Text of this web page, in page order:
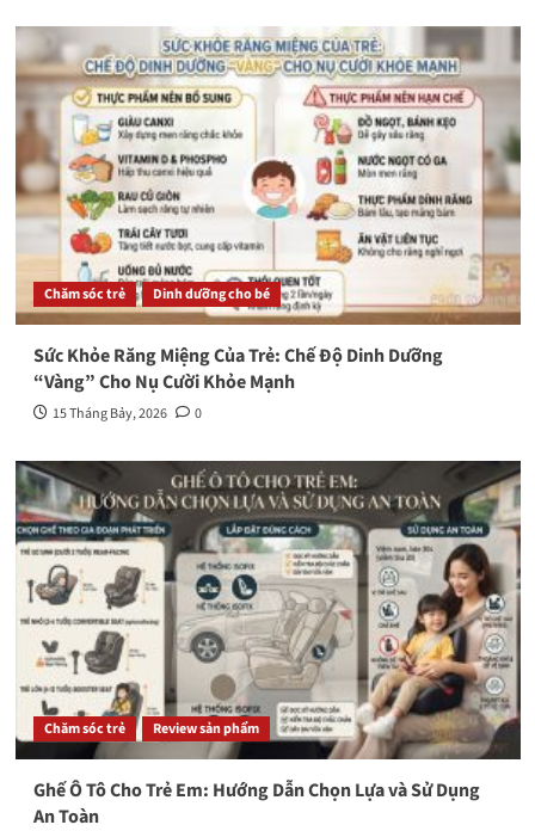
Chăm sóc trẻ Dinh dưỡng cho bé
Sức Khỏe Răng Miệng Của Trẻ: Chế Độ Dinh Dưỡng
“Vàng” Cho Nụ Cười Khỏe Mạnh
15 Tháng Bảy, 2026 0
Chăm sóc trẻ Review sản phẩm
Ghế Ô Tô Cho Trẻ Em: Hướng Dẫn Chọn Lựa và Sử Dụng
An Toàn